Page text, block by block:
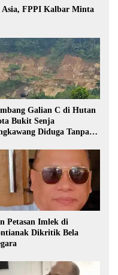
Asia, FPPI Kalbar Minta
Galian C di Hutan
Bukit Senja
Diduga Tanpa
Petasan Imlek di
Dikritik Bela